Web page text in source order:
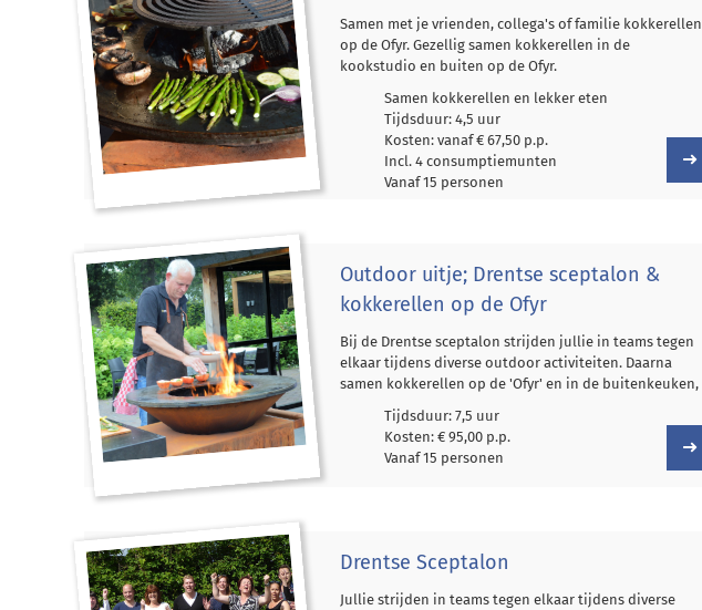
Samen met je vrienden, collega's of familie kokkerellen
op de Ofyr. Gezellig samen kokkerellen in de
kookstudio en buiten op de Ofyr.
Samen kokkerellen en lekker eten
Tijdsduur: 4,5 uur
Kosten: vanaf € 67,50 p.p.
Incl. 4 consumptiemunten
Vanaf 15 personen
Outdoor uitje; Drentse sceptalon &
kokkerellen op de Ofyr
Bij de Drentse sceptalon strijden jullie in teams tegen
elkaar tijdens diverse outdoor activiteiten. Daarna
samen kokkerellen op de 'Ofyr' en in de buitenkeuken,
Tijdsduur: 7,5 uur
Kosten: € 95,00 p.p.
Vanaf 15 personen
Drentse Sceptalon
Jullie strijden in teams tegen elkaar tijdens diverse